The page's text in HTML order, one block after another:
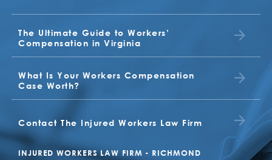
The Ultimate Guide to Workers’
Compensation in Virginia
What Is Your Workers Compensation
Case Worth?
Contact The Injured Workers Law Firm
INJURED WORKERS LAW FIRM - RICHMOND